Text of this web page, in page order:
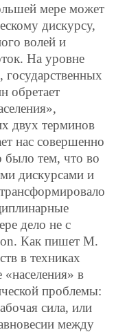
мере может
дискурсу,
волей и
На уровне
государственных
обретает
двух терминов
нас совершенно
тем, что во
дискурсами и
дело не с
Как пишет М.
в техниках
в
проблемы:
сила, или
между